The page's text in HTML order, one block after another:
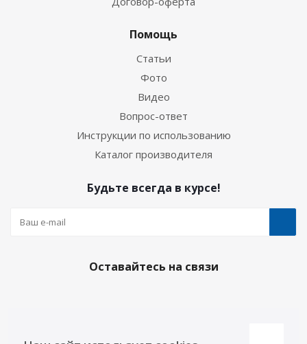
Помощь
Статьи
Фото
Видео
Вопрос-ответ
Инструкции по использованию
Каталог производителя
Будьте всегда в курсе!
Оставайтесь на связи